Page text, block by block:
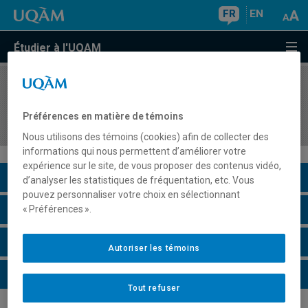
FR EN
Étudier à l'UQAM
COURS//
culturelles
Description du cours
Horaire - Été 2026
Horaire - Automne 2026
Horaire - Hiver 2027
Préférences en matière de témoins
Nous utilisons des témoins (cookies) afin de collecter des
informations qui nous permettent d’améliorer votre
expérience sur le site, de vous proposer des contenus vidéo,
d’analyser les statistiques de fréquentation, etc. Vous
pouvez personnaliser votre choix en sélectionnant
« Préférences ».
Tout refuser
Autoriser les témoins